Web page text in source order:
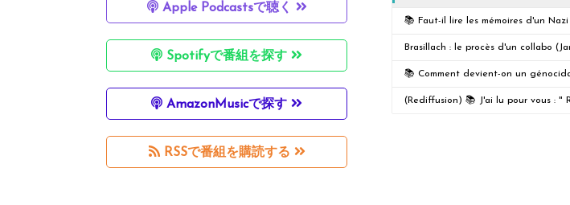
Apple Podcastsで聴く
Spotifyで番組を探す
AmazonMusicで探す
RSSで番組を購読する
📚 Faut-il lire les mémoires d'un
Brasillach : le procès d'un collabo
📚 Comment devient-on un
(Rediffusion) 📚 J'ai lu pour vous : "